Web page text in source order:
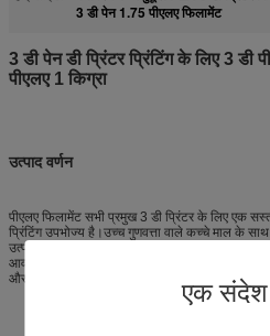
एक संदेश
3 डी पेन 1.75 पीएलए फिलामेंट
3 डी पेन डी प्रिंटर प्रिंटिंग के लिए 3 डी
पीएलए 1 किग्रा
उत्पाद वर्णन
पीएलए फिलामेंट सभी प्रमुख 3 डी प्रिंटर के लिए एक
प्रिंटिंग उपभोज्य है।उच्च गुणवत्ता वाले कच्चे माल के साथ
उत्पाद की क्रूरता और तरलता में सुधार करते हैं।कच्चा
आवश्यकताओं को पूरा करता है, और पूरी तरह से
और सुरक्षित है।